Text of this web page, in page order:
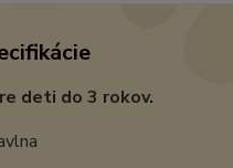
deti do 3 rokov.